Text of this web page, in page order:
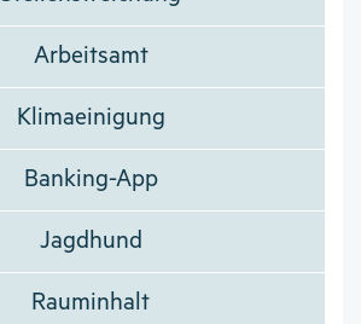
Arbeitsamt
Klimaeinigung
Banking-App
Jagdhund
Rauminhalt